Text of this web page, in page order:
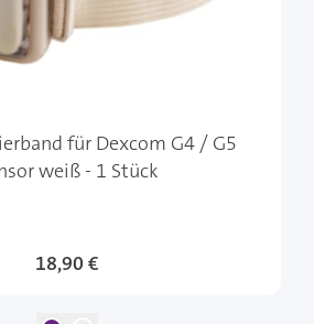
für Dexcom G4 / G5
weiß - 1 Stück
18,90 €